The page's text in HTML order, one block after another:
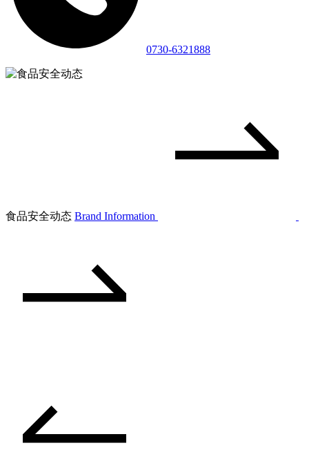
0730-6321888
食品安全动态 Brand Information